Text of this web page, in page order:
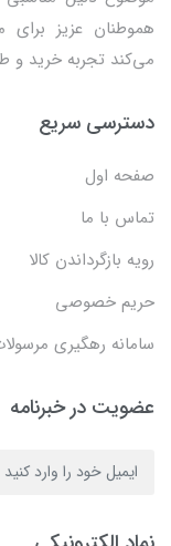
هموطنان عزیز برای
می‌کند تجربه خرید و
دسترسی سریع
صفحه اول
تماس با ما
رویه بازگرداندن کالا
حریم خصوصی
سامانه رهگیری
عضویت در خبرنامه